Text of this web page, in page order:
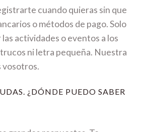
cuando quieras sin que
o métodos de pago. Solo
actividades o eventos a los
ni letra pequeña. Nuestra
vosotros.
¿DÓNDE PUEDO SABER